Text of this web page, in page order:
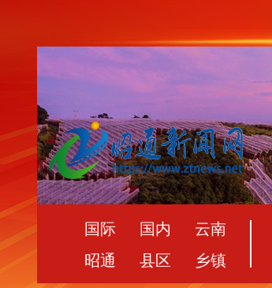
国际 国内
云南
昭通
县区 乡镇